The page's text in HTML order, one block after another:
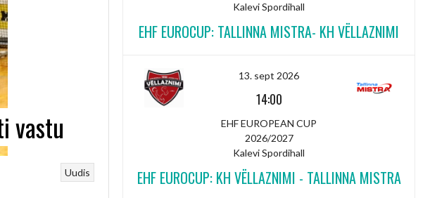
vastu
Uudis
Kalevi Spordihall
EHF EUROCUP: TALLINNA MISTRA- KH VËLLAZNIMI
13. sept 2026
14:00
EHF EUROPEAN CUP
2026/2027
Kalevi Spordihall
EHF EUROCUP: KH VËLLAZNIMI - TALLINNA MISTRA